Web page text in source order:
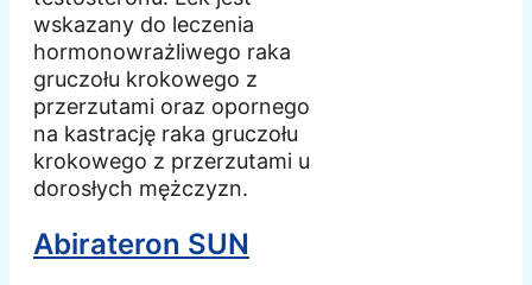
wskazany do leczenia
hormonowrażliwego raka
gruczołu krokowego z
przerzutami oraz opornego
na kastrację raka gruczołu
krokowego z przerzutami u
dorosłych mężczyzn.
Abirateron SUN